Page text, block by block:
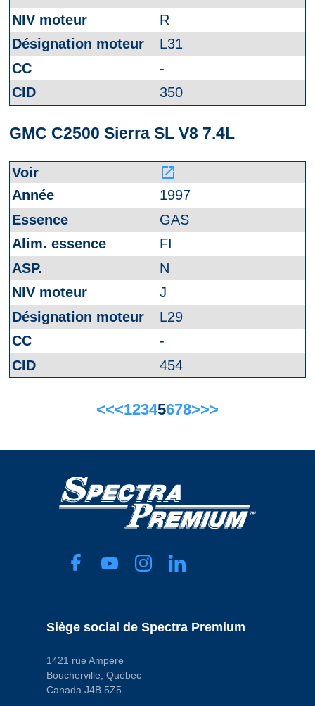
R
L31
-
350
GMC C2500 Sierra SL V8 7.4L
launch
1997
GAS
FI
N
J
L29
-
454
<<<12345678>>>
Siège social de Spectra Premium
1421 rue Ampère
Boucherville, Québec
Canada J4B 5Z5